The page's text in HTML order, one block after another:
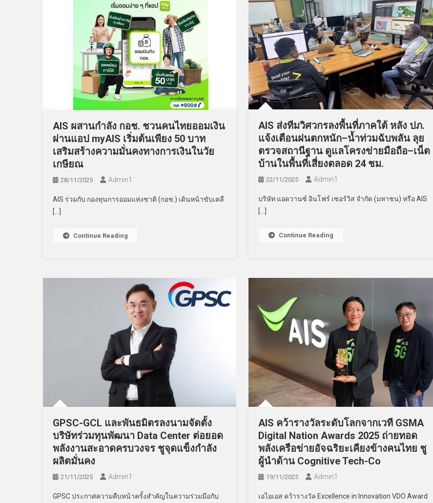
AIS ผสานกำลัง กอช. ชวนคนไทยออมเงิน
ผ่านแอป myAIS เริ่มต้นเพียง 50 บาท
เสริมสร้างความมั่นคงทางการเงินในวัย
เกษียณ
28/11/2025 Admin​1
AIS ร่วมกับ กองทุนการออมแห่งชาติ (กอช.) เดินหน้าขับเคลื
[…]
Continue Reading
AIS ส่งทีมวิศวกรลงพื้นที่ภาคใต้ หลัง ปภ.
แจ้งเตือนฝนตกหนัก–น้ำท่วมฉับพลัน ลุย
ตรวจสถานีฐาน ดูแลโครงข่ายมือถือ–เน็ต
บ้านในพื้นที่เสี่ยงตลอด 24 ชม.
22/11/2025 Admin​1
บริษัท แอดวานซ์ อินโฟร์ เซอร์วิส จำกัด (มหาชน) หรือ AIS
[…]
Continue Reading
GPSC-GCL และพันธมิตรลงนามจัดตั้ง
บริษัทร่วมทุนพัฒนา Data Center ต่อยอด
พลังงานสะอาดครบวงจร ชูจุดแข็งกำลัง
ผลิตมั่นคง
21/11/2025 Admin​1
GPSC ประกาศความคืบหน้าครั้งสำคัญในความร่วมมือกับ
AIS คว้ารางวัลระดับโลกจากเวที GSMA
Digital Nation Awards 2025 ถ่ายทอด
พลังเครือข่ายอัจฉริยะเคียงข้างคนไทย ชู
ผู้นำด้าน Cognitive Tech-Co
19/11/2025 Admin​1
เอไอเอส คว้ารางวัล Excellence in Innovation VDO Award